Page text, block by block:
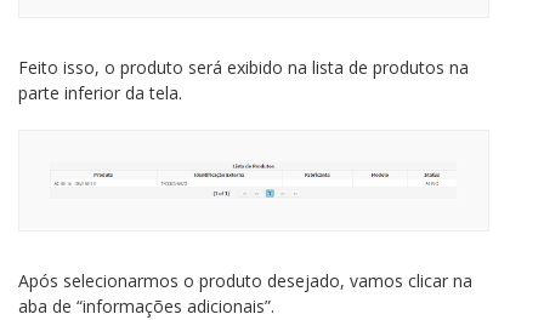
Feito isso, o produto será exibido na lista de produtos na
parte inferior da tela.
Após selecionarmos o produto desejado, vamos clicar na
aba de “informações adicionais”.